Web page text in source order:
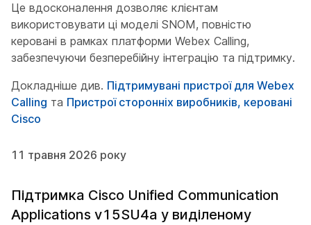
Це вдосконалення дозволяє клієнтам
використовувати ці моделі SNOM, повністю
керовані в рамках платформи Webex Calling,
забезпечуючи безперебійну інтеграцію та підтримку.
Докладніше див. Підтримувані пристрої для Webex
Calling та Пристрої сторонніх виробників, керовані
Cisco
11 травня 2026 року
Підтримка Cisco Unified Communication
Applications v15SU4a у виділеному